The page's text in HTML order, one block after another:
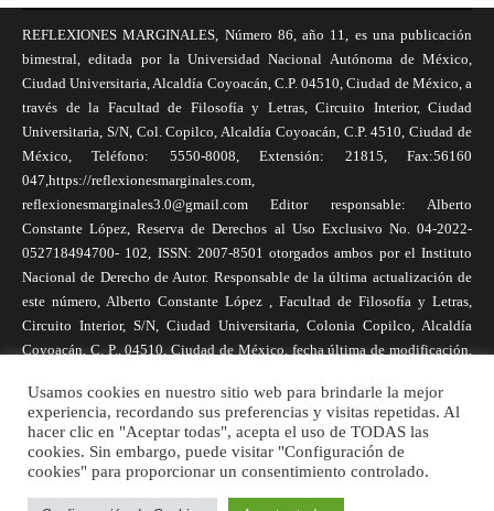
REFLEXIONES MARGINALES, Número 86, año 11, es una publicación
bimestral, editada por la Universidad Nacional Autónoma de México,
Ciudad Universitaria, Alcaldía Coyoacán, C.P. 04510, Ciudad de México, a
través de la Facultad de Filosofía y Letras, Circuito Interior, Ciudad
Universitaria, S/N, Col. Copilco, Alcaldía Coyoacán, C.P. 4510, Ciudad de
México, Teléfono: 5550-8008, Extensión: 21815, Fax:56160
047,https://reflexionesmarginales.com,
reflexionesmarginales3.0@gmail.com Editor responsable: Alberto
Constante López, Reserva de Derechos al Uso Exclusivo No. 04-2022-
052718494700- 102, ISSN: 2007-8501 otorgados ambos por el Instituto
Nacional de Derecho de Autor. Responsable de la última actualización de
este número, Alberto Constante López , Facultad de Filosofía y Letras,
Circuito Interior, S/N, Ciudad Universitaria, Colonia Copilco, Alcaldía
Coyoacán, C. P., 04510, Ciudad de México, fecha última de modificación,
necesariamente reflejan la postura de la revista, ni de Universidad Nacional
Autónoma de México. Los autores son responsables de los contenidos de
sus artículos. Se autoriza la reproducción total o parcial de los textos aquí
publicados siempre y cuando se cite la fuente completa y la dirección
electrónica de la publicación.
Usamos cookies en nuestro sitio web para brindarle la mejor
experiencia, recordando sus preferencias y visitas repetidas. Al
hacer clic en "Aceptar todas", acepta el uso de TODAS las
cookies. Sin embargo, puede visitar "Configuración de
cookies" para proporcionar un consentimiento controlado.